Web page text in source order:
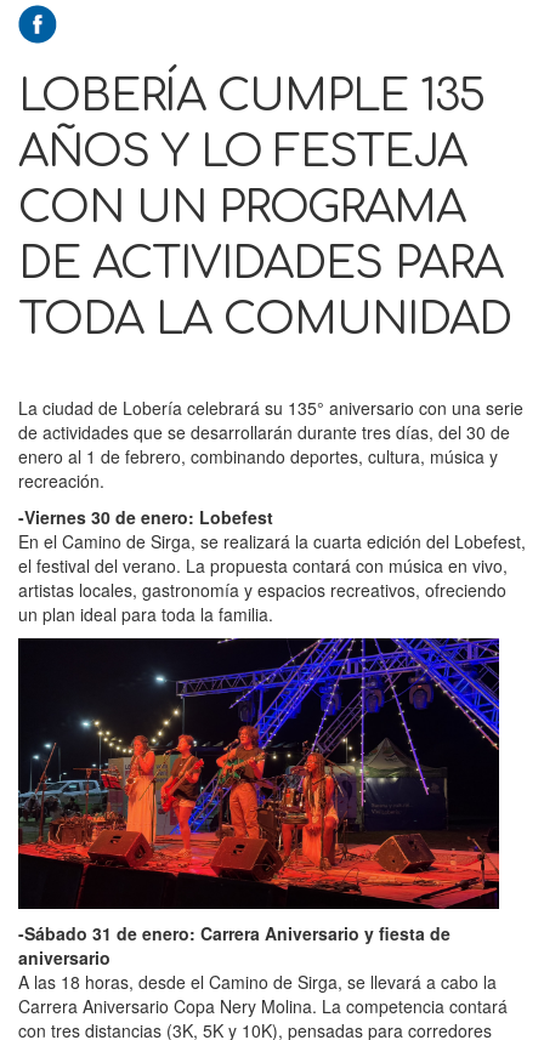
LOBERÍA CUMPLE 135
AÑOS Y LO FESTEJA
CON UN PROGRAMA
DE ACTIVIDADES PARA
TODA LA COMUNIDAD
La ciudad de Lobería celebrará su 135° aniversario con una serie
de actividades que se desarrollarán durante tres días, del 30 de
enero al 1 de febrero, combinando deportes, cultura, música y
recreación.
-Viernes 30 de enero: Lobefest
En el Camino de Sirga, se realizará la cuarta edición del Lobefest,
el festival del verano. La propuesta contará con música en vivo,
artistas locales, gastronomía y espacios recreativos, ofreciendo
un plan ideal para toda la familia.
-Sábado 31 de enero: Carrera Aniversario y fiesta de
aniversario
A las 18 horas, desde el Camino de Sirga, se llevará a cabo la
Carrera Aniversario Copa Nery Molina. La competencia contará
con tres distancias (3K, 5K y 10K), pensadas para corredores